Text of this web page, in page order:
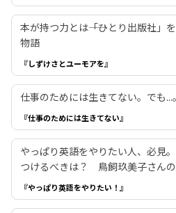
本が持つ力とは――「ひとり出版社」
物語
『しずけさとユーモアを』
仕事のためには生きてない。でも...
『仕事のためには生きてない』
やっぱり英語をやりたい人、必見
つけるべきは？ 鳥飼玖美子さん
『やっぱり英語をやりたい！』